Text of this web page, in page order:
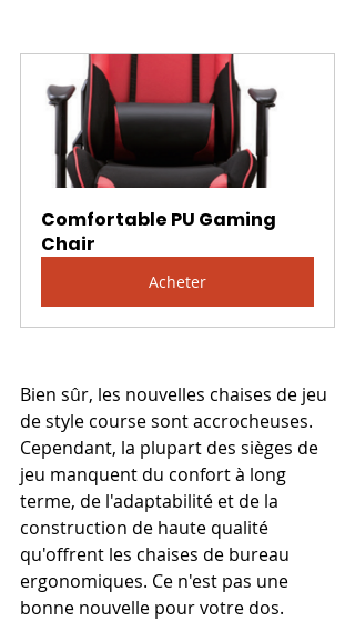
Comfortable PU Gaming
Chair
Acheter
Bien sûr, les nouvelles chaises de jeu
de style course sont accrocheuses.
Cependant, la plupart des sièges de
jeu manquent du confort à long
terme, de l'adaptabilité et de la
construction de haute qualité
qu'offrent les chaises de bureau
ergonomiques. Ce n'est pas une
bonne nouvelle pour votre dos.